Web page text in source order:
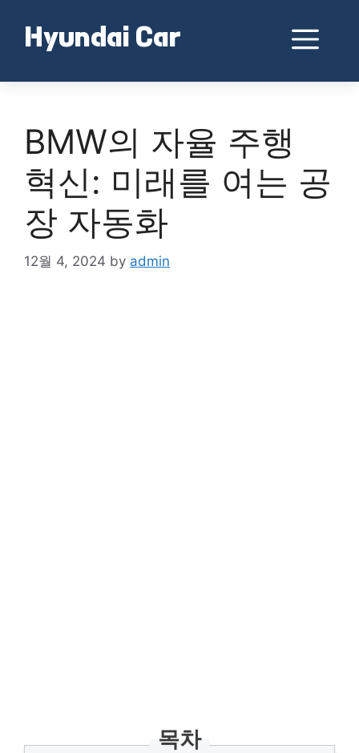
contentHyundai Car
BMW의 자율 주행
혁신: 미래를 여는 공
장 자동화
12월 4, 2024 by admin
목차